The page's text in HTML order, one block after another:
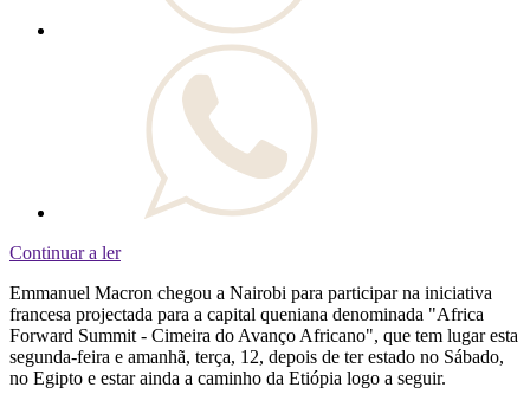
Continuar a ler
Emmanuel Macron chegou a Nairobi para participar na iniciativa
francesa projectada para a capital queniana denominada "Africa
Forward Summit - Cimeira do Avanço Africano", que tem lugar esta
segunda-feira e amanhã, terça, 12, depois de ter estado no Sábado,
no Egipto e estar ainda a caminho da Etiópia logo a seguir.